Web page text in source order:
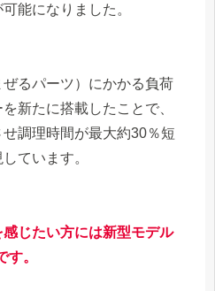
能になりました。
るパーツ）にかかる負荷
新たに搭載したことで、
調理時間が最大約30％短
ています。
じたい方には新型モデル
。